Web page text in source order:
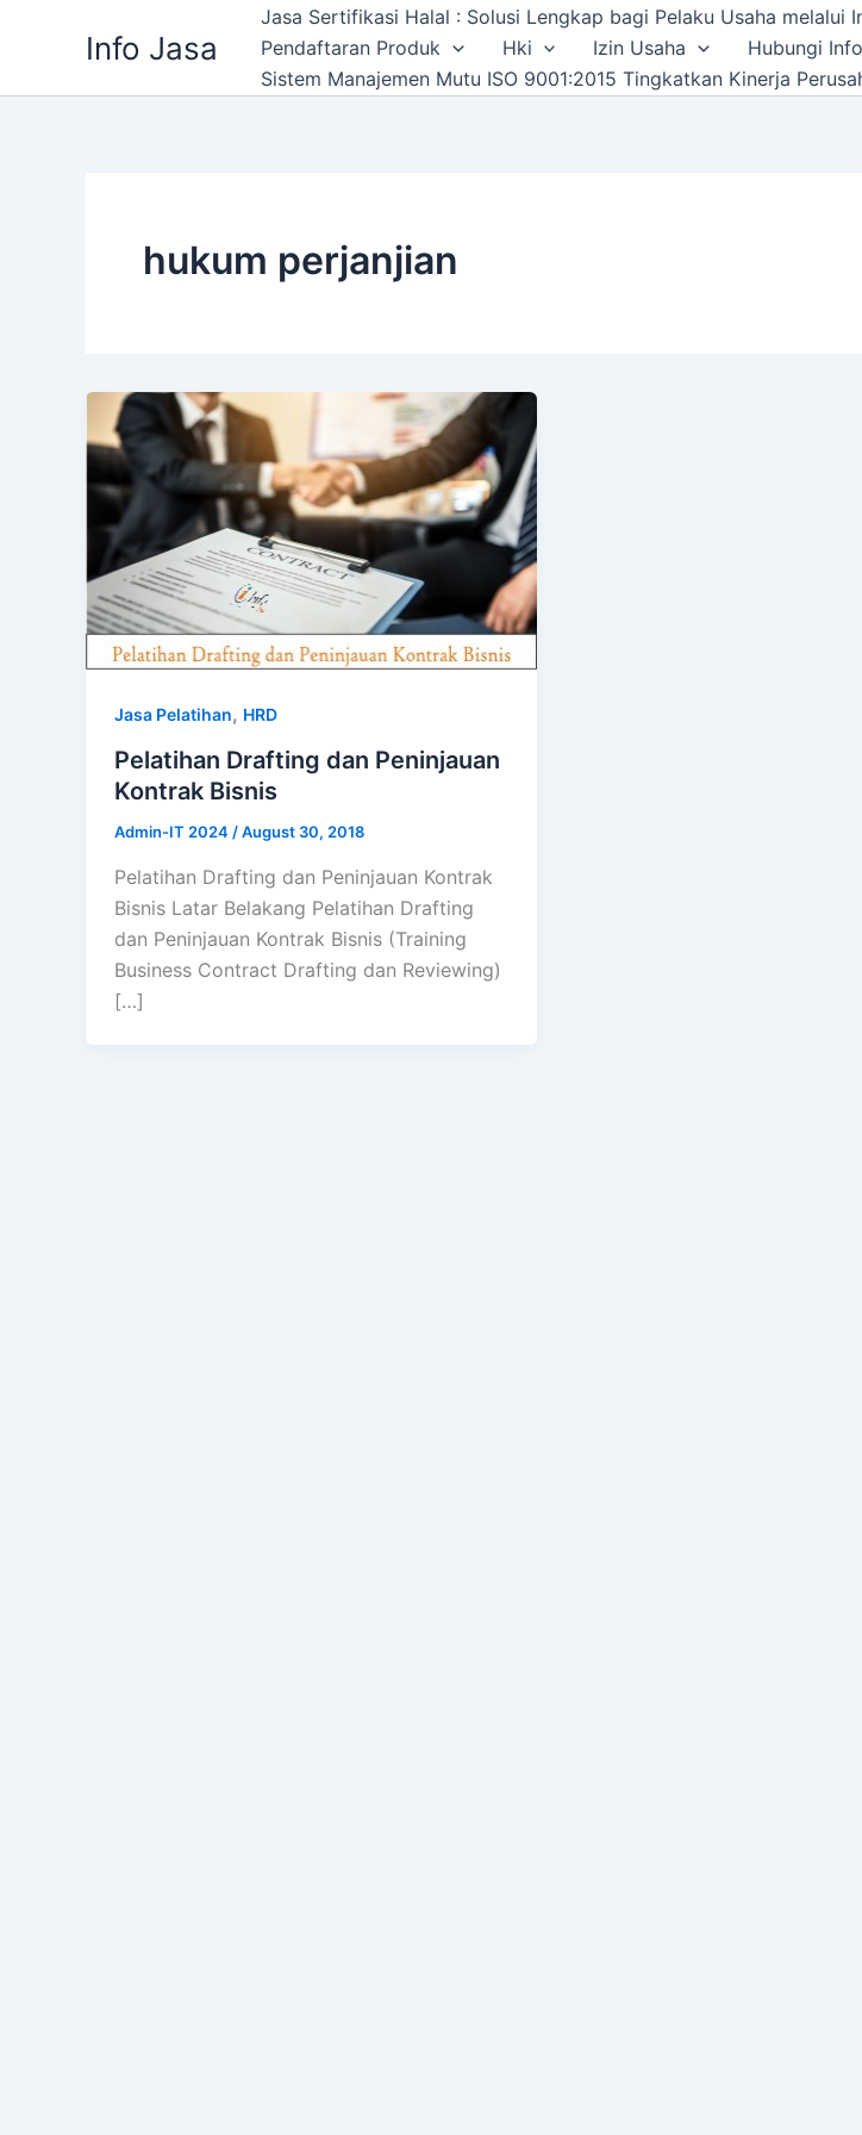
Info Jasa
Jasa Sertifikasi Halal : Solusi Lengkap bagi Pelaku Usaha melalui
Pendaftaran Produk
Hki Izin Usaha
Hubungi
Sistem Manajemen Mutu ISO 9001:2015 Tingkatkan Kinerja
hukum perjanjian
Jasa Pelatihan, HRD
Pelatihan Drafting dan Peninjauan
Kontrak Bisnis
Admin-IT 2024 /August 30, 2018
Pelatihan Drafting dan Peninjauan Kontrak
Bisnis Latar Belakang Pelatihan Drafting
dan Peninjauan Kontrak Bisnis (Training
Business Contract Drafting dan Reviewing)
[…]